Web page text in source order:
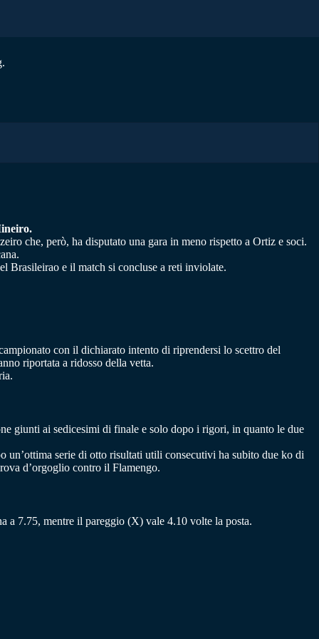
che, però, ha disputato una gara in meno rispetto a Ortiz e soci.
Brasileirao e il match si concluse a reti inviolate.
con il dichiarato intento di riprendersi lo scettro del
riportata a ridosso della vetta.
giunti ai sedicesimi di finale e solo dopo i rigori, in quanto le due
un’ottima serie di otto risultati utili consecutivi ha subito due ko di
d’orgoglio contro il Flamengo.
a 7.75, mentre il pareggio (X) vale 4.10 volte la posta.